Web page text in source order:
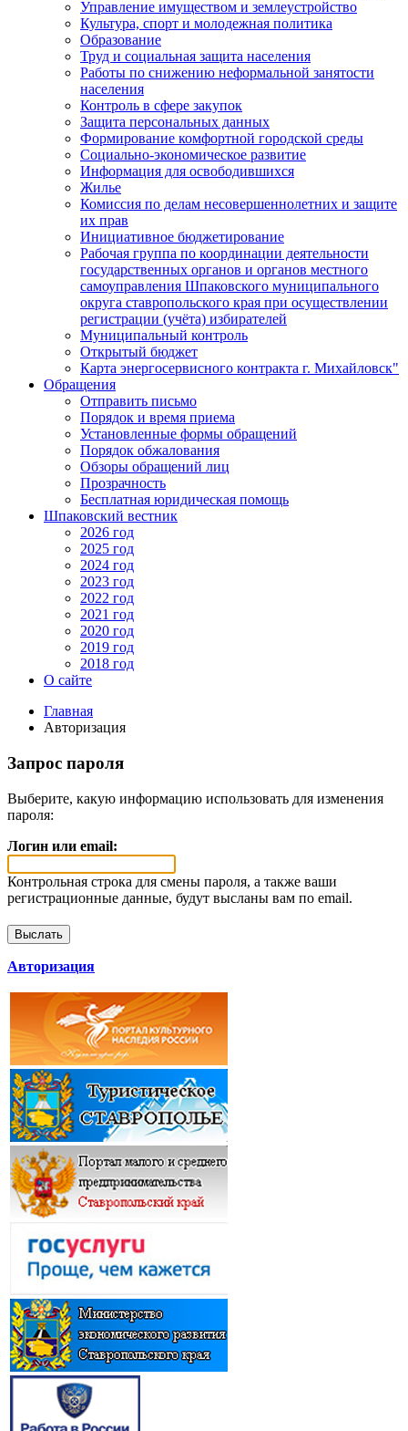
Управление имуществом и землеустройство
Культура, спорт и молодежная политика
Образование
Труд и социальная защита населения
Работы по снижению неформальной занятости
населения
Контроль в сфере закупок
Защита персональных данных
Формирование комфортной городской среды
Социально-экономическое развитие
Информация для освободившихся
Жилье
Комиссия по делам несовершеннолетних и защите
их прав
Инициативное бюджетирование
Рабочая группа по координации деятельности
государственных органов и органов местного
самоуправления Шпаковского муниципального
округа ставропольского края при осуществлении
регистрации (учёта) избирателей
Муниципальный контроль
Открытый бюджет
Карта энергосервисного контракта г. Михайловск"
Обращения
Отправить письмо
Порядок и время приема
Установленные формы обращений
Порядок обжалования
Обзоры обращений лиц
Прозрачность
Бесплатная юридическая помощь
Шпаковский вестник
2026 год
2025 год
2024 год
2023 год
2022 год
2021 год
2020 год
2019 год
2018 год
О сайте
Главная
Авторизация
Запрос пароля
Выберите, какую информацию использовать для изменения
пароля:
Логин или email:
Контрольная строка для смены пароля, а также ваши
регистрационные данные, будут высланы вам по email.
Авторизация